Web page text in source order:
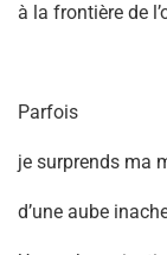
à la frontière de
Parfois
je surprends ma
d’une aube